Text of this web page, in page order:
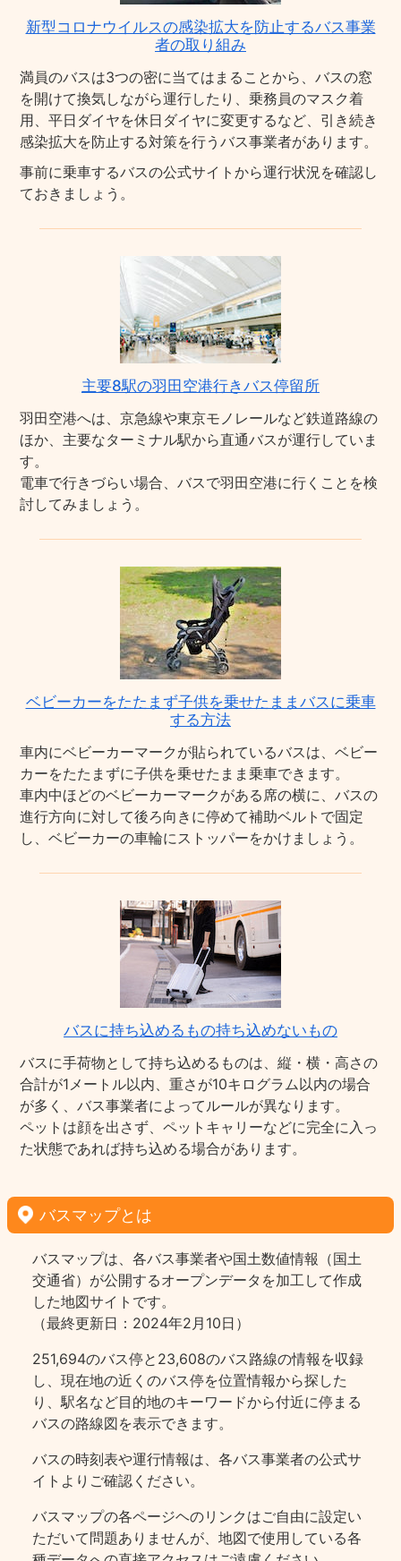
新型コロナウイルスの感染拡大を防止するバス事業
者の取り組み
満員のバスは3つの密に当てはまることから、バスの窓
を開けて換気しながら運行したり、乗務員のマスク着
用、平日ダイヤを休日ダイヤに変更するなど、引き続き
感染拡大を防止する対策を行うバス事業者があります。
事前に乗車するバスの公式サイトから運行状況を確認し
ておきましょう。
主要8駅の羽田空港行きバス停留所
羽田空港へは、京急線や東京モノレールなど鉄道路線の
ほか、主要なターミナル駅から直通バスが運行していま
す。
電車で行きづらい場合、バスで羽田空港に行くことを検
討してみましょう。
ベビーカーをたたまず子供を乗せたままバスに乗車
する方法
車内にベビーカーマークが貼られているバスは、ベビー
カーをたたまずに子供を乗せたまま乗車できます。
車内中ほどのベビーカーマークがある席の横に、バスの
進行方向に対して後ろ向きに停めて補助ベルトで固定
し、ベビーカーの車輪にストッパーをかけましょう。
バスに持ち込めるもの持ち込めないもの
バスに手荷物として持ち込めるものは、縦・横・高さの
合計が1メートル以内、重さが10キログラム以内の場合
が多く、バス事業者によってルールが異なります。
ペットは顔を出さず、ペットキャリーなどに完全に入っ
た状態であれば持ち込める場合があります。
バスマップとは
バスマップは、各バス事業者や国土数値情報（国土
交通省）が公開するオープンデータを加工して作成
した地図サイトです。
（最終更新日：2024年2月10日）
251,694のバス停と23,608のバス路線の情報を収録
し、現在地の近くのバス停を位置情報から探した
り、駅名など目的地のキーワードから付近に停まる
バスの路線図を表示できます。
バスの時刻表や運行情報は、各バス事業者の公式サ
イトよりご確認ください。
バスマップの各ページヘのリンクはご自由に設定い
ただいて問題ありませんが、地図で使用している各